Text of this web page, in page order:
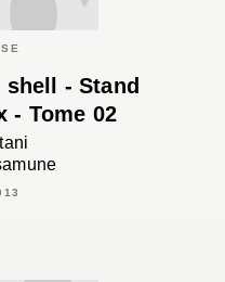
shell - Stand
- Tome 02